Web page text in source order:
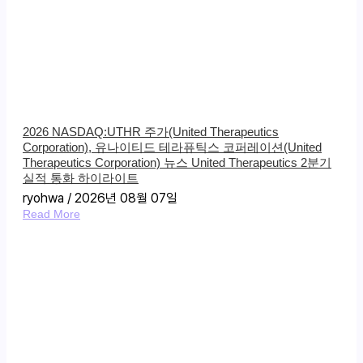
2026 NASDAQ:UTHR 주가(United Therapeutics
Corporation), 유나이티드 테라퓨틱스 코퍼레이션(United
Therapeutics Corporation) 뉴스 United Therapeutics 2분기
실적 통화 하이라이트
ryohwa 2026년 08월 07일
Read More